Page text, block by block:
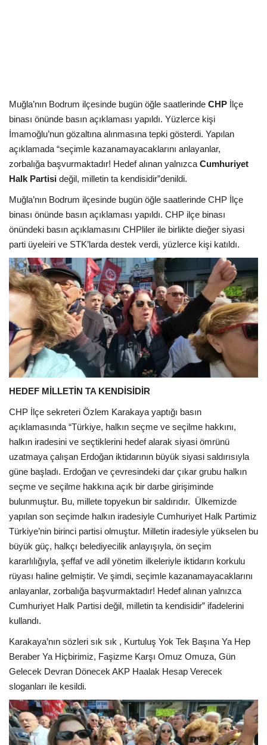
Dünya
Muğla’nın Bodrum ilçesinde bugün öğle saatlerinde CHP İlçe
binası önünde basın açıklaması yapıldı. Yüzlerce kişi
İmamoğlu’nun gözaltına alınmasına tepki gösterdi. Yapılan
açıklamada “seçimle kazanamayacaklarını anlayanlar,
zorbalığa başvurmaktadır! Hedef alınan yalnızca Cumhuriyet
Halk Partisi değil, milletin ta kendisidir”denildi.
Muğla’nın Bodrum ilçesinde bugün öğle saatlerinde CHP İlçe
binası önünde basın açıklaması yapıldı. CHP ilçe binası
önündeki basın açıklamasını CHPliler ile birlikte dieğer siyasi
parti üyeleiri ve STK’larda destek verdi, yüzlerce kişi katıldı.
HEDEF MİLLETİN TA KENDİSİDİR
CHP İlçe sekreteri Özlem Karakaya yaptığı basın
açıklamasında “Türkiye, halkın seçme ve seçilme hakkını,
halkın iradesini ve seçtiklerini hedef alarak siyasi ömrünü
uzatmaya çalışan Erdoğan iktidarının büyük siyasi saldırısıyla
güne başladı. Erdoğan ve çevresindeki dar çıkar grubu halkın
seçme ve seçilme hakkına açık bir darbe girişiminde
bulunmuştur. Bu, millete topyekun bir saldırıdır. Ülkemizde
yapılan son seçimde halkın iradesiyle Cumhuriyet Halk Partimiz
Türkiye’nin birinci partisi olmuştur. Milletin iradesiyle yükselen bu
büyük güç, halkçı belediyecilik anlayışıyla, ön seçim
kararlılığıyla, şeffaf ve adil yönetim ilkeleriyle iktidarın korkulu
rüyası haline gelmiştir. Ve şimdi, seçimle kazanamayacaklarını
anlayanlar, zorbalığa başvurmaktadır! Hedef alınan yalnızca
Cumhuriyet Halk Partisi değil, milletin ta kendisidir” ifadelerini
kullandı.
Karakaya’nın sözleri sık sık , Kurtuluş Yok Tek Başına Ya Hep
Beraber Ya Hiçbirimiz, Faşizme Karşı Omuz Omuza, Gün
Gelecek Devran Dönecek AKP Haalak Hesap Verecek
sloganları ile kesildi.